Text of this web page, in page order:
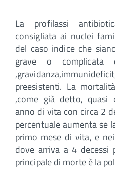
La profilassi
consigliata ai nuclei
del caso indice che
grave o
preesistenti. La
,come già detto, quasi
anno di vita con circa 2
percentuale aumenta se
primo mese di vita, e
dove arriva a 4 decessi
principale di morte è la